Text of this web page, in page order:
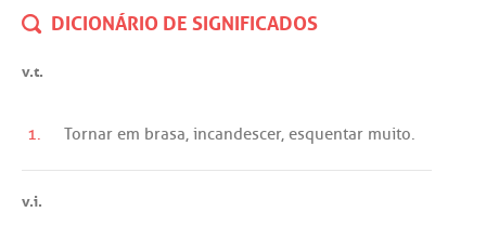
DICIONÁRIO DE SIGNIFICADOS
v.t.
1. Tornar em brasa, incandescer, esquentar muito.
v.i.